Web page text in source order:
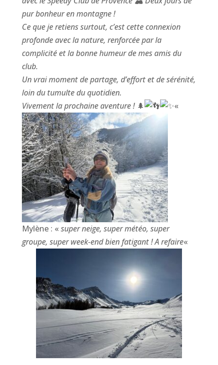
pur bonheur en montagne !
Ce que je retiens surtout, c’est cette connexion
profonde avec la nature, renforcée par la
complicité et la bonne humeur de mes amis du
club.
Un vrai moment de partage, d’effort et de sérénité,
loin du tumulte du quotidien.
Vivement la prochaine aventure !🌲 «
Mylène : « super neige, super météo, super
groupe, super week-end bien fatigant ! A refaire«